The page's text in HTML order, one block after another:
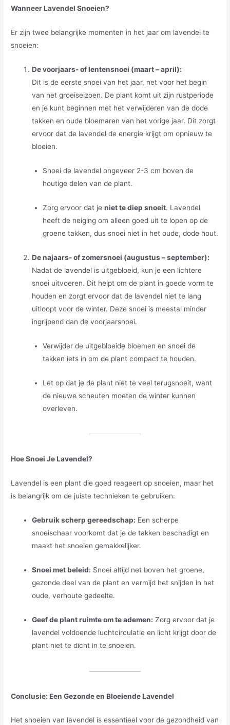
Wanneer Lavendel Snoeien?
Er zijn twee belangrijke momenten in het jaar om lavendel te
snoeien:
De voorjaars- of lentensnoei (maart – april):
Dit is de eerste snoei van het jaar, net voor het begin
van het groeiseizoen. De plant komt uit zijn rustperiode
en je kunt beginnen met het verwijderen van de dode
takken en oude bloemaren van het vorige jaar. Dit zorgt
ervoor dat de lavendel de energie krijgt om opnieuw te
bloeien.
Snoei de lavendel ongeveer 2-3 cm boven de
houtige delen van de plant.
Zorg ervoor dat je niet te diep snoeit. Lavendel
heeft de neiging om alleen goed uit te lopen op de
groene takken, dus snoei niet in het oude, dode hout.
De najaars- of zomersnoei (augustus – september):
Nadat de lavendel is uitgebloeid, kun je een lichtere
snoei uitvoeren. Dit helpt om de plant in goede vorm te
houden en zorgt ervoor dat de lavendel niet te lang
uitloopt voor de winter. Deze snoei is meestal minder
ingrijpend dan de voorjaarsnoei.
Verwijder de uitgebloeide bloemen en snoei de
takken iets in om de plant compact te houden.
Let op dat je de plant niet te veel terugsnoeit, want
de nieuwe scheuten moeten de winter kunnen
overleven.
Hoe Snoei Je Lavendel?
Lavendel is een plant die goed reageert op snoeien, maar het
is belangrijk om de juiste technieken te gebruiken:
Gebruik scherp gereedschap: Een scherpe
snoeischaar voorkomt dat je de takken beschadigt en
maakt het snoeien gemakkelijker.
Snoei met beleid: Snoei altijd net boven het groene,
gezonde deel van de plant en vermijd het snijden in het
oude, verhoute gedeelte.
Geef de plant ruimte om te ademen: Zorg ervoor dat je
lavendel voldoende luchtcirculatie en licht krijgt door de
plant niet te dicht in te snoeien.
Conclusie: Een Gezonde en Bloeiende Lavendel
Het snoeien van lavendel is essentieel voor de gezondheid van